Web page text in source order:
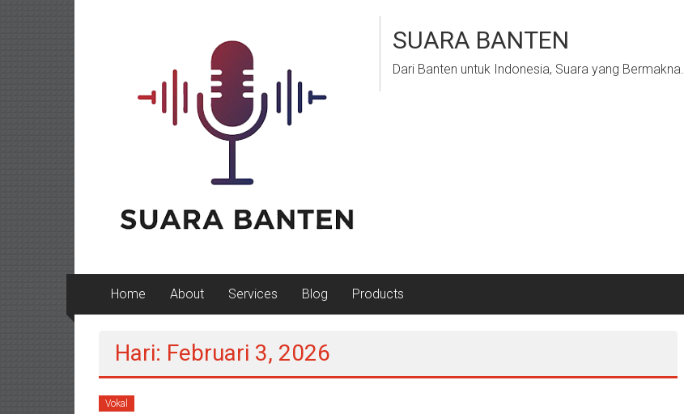
SUARA BANTEN
Dari Banten untuk Indonesia, Suara yang Bermakna.
Home About Services Blog Products
Hari: Februari 3, 2026
Vokal